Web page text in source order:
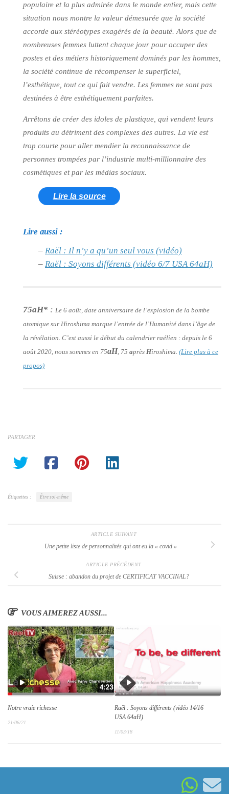
populaire et la plus admirée dans le monde entier, mais cette
situation nous montre la valeur démesurée que la société
accorde aux stéréotypes exagérés de la beauté. Alors que de
nombreuses femmes luttent chaque jour pour occuper des
postes et des métiers historiquement dominés par les hommes,
la société continue de récompenser le superficiel,
l’esthétique, tout ce qui fait vendre. Les femmes ne sont pas
destinées à être esthétiquement parfaites.
Arrêtons de créer des idoles de plastique, qui vendent leurs
produits au détriment des complexes des autres. La vie est
trop courte pour aller mendier la reconnaissance de
personnes trompées par l’industrie multi-millionnaire des
cosmétiques et par les médias sociaux.
Lire la source
Lire aussi :
– Raël : Il n’y a qu’un seul vous (vidéo)
– Raël : Soyons différents (vidéo 6/7 USA 64aH)
75aH* : Le 6 août, date anniversaire de l’explosion de la bombe
atomique sur Hiroshima marque l’entrée de l’Humanité dans l’âge de
la révélation. C’est aussi le début du calendrier raélien : depuis le 6
août 2020, nous sommes en 75aH, 75 après Hiroshima. (Lire plus à ce
propos)
PARTAGER
Étiquettes : Être soi-même
ARTICLE SUIVANT
Une petite liste de personnalités qui ont eu la « covid »
ARTICLE PRÉCÉDENT
Suisse : abandon du projet de CERTIFICAT VACCINAL?
VOUS AIMEREZ AUSSI...
Notre vraie richesse
21/06/21
Raël : Soyons différents (vidéo 14/16
USA 64aH)
11/03/18